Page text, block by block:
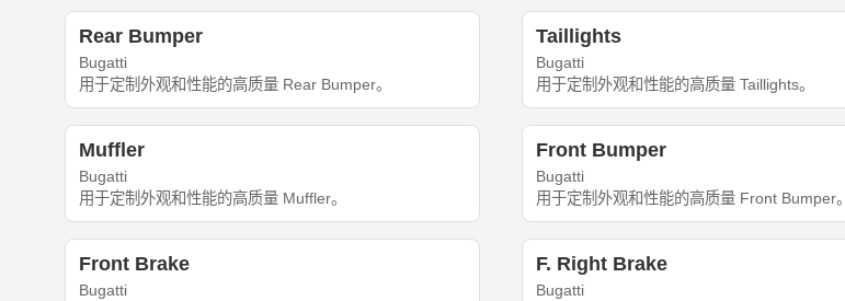
Rear Bumper
Bugatti
用于定制外观和性能的高质量 Rear Bumper。
Taillights
Bugatti
用于定制外观和性能的高质量 Taillights。
Muffler
Bugatti
用于定制外观和性能的高质量 Muffler。
Front Bumper
Bugatti
用于定制外观和性能的高质量 Front Bumper。
Front Brake
Bugatti
F. Right Brake
Bugatti